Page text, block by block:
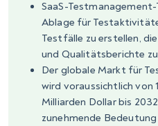
SaaS-
Ablage für
Testfälle zu erstellen,
und Qualitätsberichte
Der globale Markt für
wird voraussichtlich von
Milliarden Dollar bis
zunehmende